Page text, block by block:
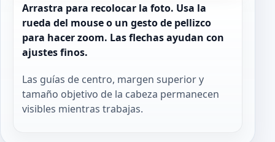
Arrastra para recolocar la foto. Usa la
rueda del mouse o un gesto de pellizco
para hacer zoom. Las flechas ayudan con
ajustes finos.
Las guías de centro, margen superior y
tamaño objetivo de la cabeza permanecen
visibles mientras trabajas.